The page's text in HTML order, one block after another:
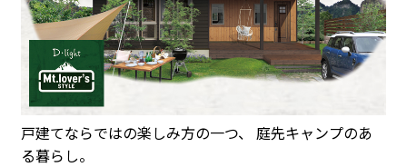
戸建てならではの楽しみ方の一つ、 庭先キャンプのあ
る暮らし。